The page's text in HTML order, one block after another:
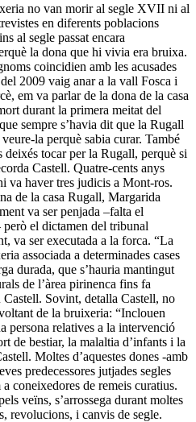
no van morir al segle XVII ni al
en diferents poblacions
al segle passat encara
la dona que hi vivia era bruixa.
coincidien amb les acusades
2009 vaig anar a la vall Fosca i
em va parlar de la dona de la casa
durant la primera meitat del
sempre s’havia dit que la Rugall
la perquè sabia curar. També
tocar per la Rugall, perquè si
Castell. Quatre-cents anys
va haver tres judicis a Mont-ros.
de la casa Rugall, Margarida
va ser penjada –falta el
el dictamen del tribunal
va ser executada a la forca. “La
associada a determinades cases
durada, que s’hauria mantingut
de l’àrea pirinenca fins fa
Castell. Sovint, detalla Castell, no
de la bruixeria: “Inclouen
persona relatives a la intervenció
de bestiar, la malaltia d’infants i la
Moltes d’aquestes dones -amb
predecessores jutjades segles
coneixedores de remeis curatius.
veïns, s’arrossega durant moltes
revolucions, i canvis de segle.